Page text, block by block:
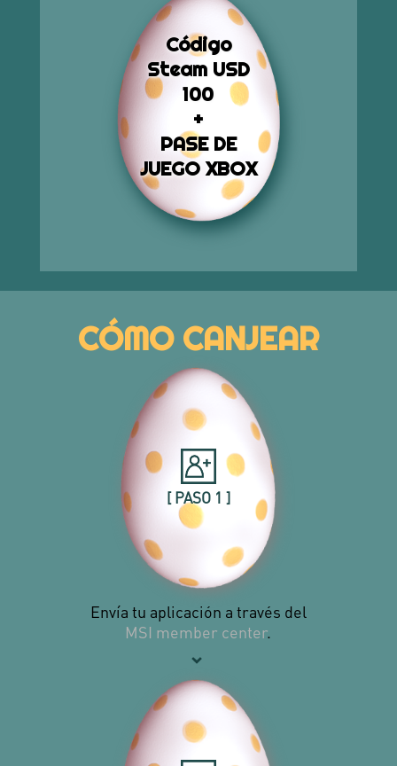
Código
Steam USD
100
+
PASE DE
JUEGO XBOX
CÓMO CANJEAR
[ PASO 1 ]
Envía tu aplicación a través del
MSI member center.